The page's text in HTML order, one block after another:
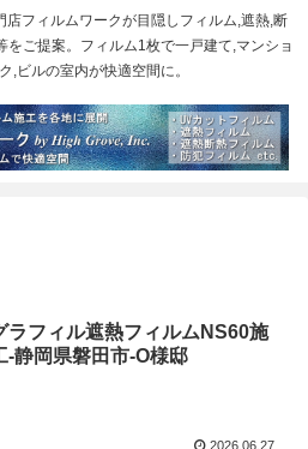
フィルムワークが目隠しフィルム,遮熱,断
をご提案。フィルム1枚で一戸建て,マンショ
,ビルの室内が快適空間に。
ラフィル遮熱フィルムNS60施
-静岡県磐田市-O様邸
2026.06.27